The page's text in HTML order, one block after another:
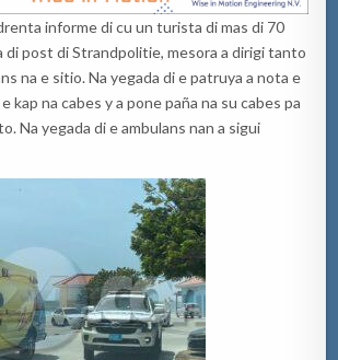
informe di cu un turista di mas di 70
di post di Strandpolitie, mesora a dirigi tanto
na e sitio. Na yegada di e patruya a nota e
kap na cabes y a pone paña na su cabes pa
Na yegada di e ambulans nan a sigui